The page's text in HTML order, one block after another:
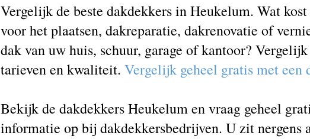
Vergelijk de beste dakdekkers in Heukelum. Wat
voor het plaatsen, dakreparatie, dakrenovatie of
dak van uw huis, schuur, garage of kantoor?
tarieven en kwaliteit.Vergelijk geheel gratis met een
Bekijk de dakdekkers Heukelum en vraag geheel
informatie op bij dakdekkersbedrijven. U zit nergens